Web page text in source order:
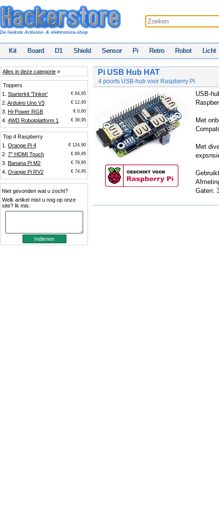
De leukste Arduino- & elektronica-shop
Kit Board D1 Shield Sensor Pi Retro Robot Licht
Alles in deze categorie »
Toppers
1. Starterkit 'Tinker' € 64,95
2. Arduino Uno V3 € 12,95
3. Hi-Power RGB € 0,60
4. 4WD Robotplatform 1 € 39,95
Top 4 Raspberry
1. Orange Pi 4 € 124,90
2. 7'' HDMI Touch € 89,95
3. Banana Pi M2 € 79,95
4. Orange Pi RV2 € 74,95
Niet gevonden wat u zocht?
Welk artikel mist u nog op onze
site? Ik mis:
Pi USB Hub HAT
4 poorts USB-hub voor Raspberry Pi
USB-
Met
Met
Gaten: